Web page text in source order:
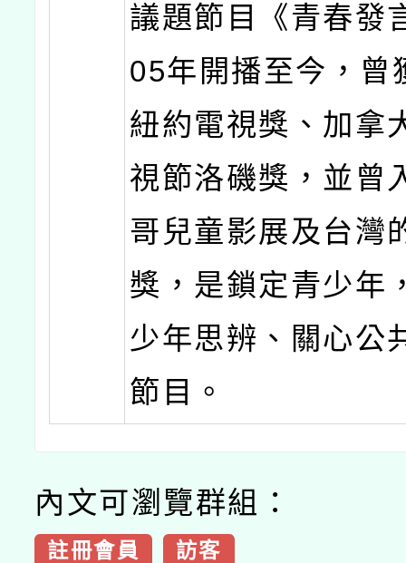
議題節目《青春發
05年開播至今，曾
紐約電視獎、加拿
視節洛磯獎，並曾
哥兒童影展及台灣
獎，是鎖定青少年
少年思辨、關心公
節目。
內文可瀏覽群組：
註冊會員 訪客